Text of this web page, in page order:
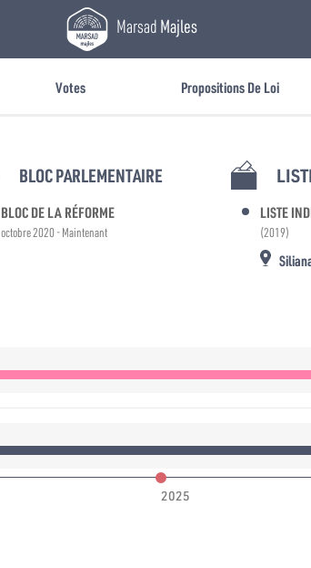
MarsadMajles
Votes Propositions De Loi
BLOC PARLEMENTAIRE
BLOC DE LA RÉFORME
octobre 2020 - Maintenant
LISTE
(2019)
2025